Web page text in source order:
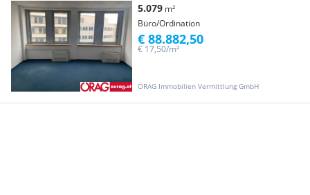
5.079 m²
Büro/Ordination
ÖRAG Immobilien Vermittlung GmbH
€ 17,50/m²
€ 88.882,50